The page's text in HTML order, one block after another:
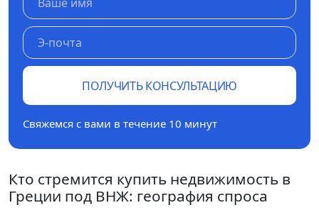
ПОЛУЧИТЬ КОНСУЛЬТАЦИЮ
Свяжемся с вами в течение 10 минут
Кто стремится купить недвижимость в
Греции под ВНЖ: география спроса